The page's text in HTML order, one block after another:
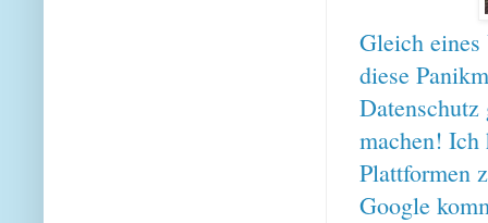
Gleich
diese
machen! Ich
Plattformen
Google